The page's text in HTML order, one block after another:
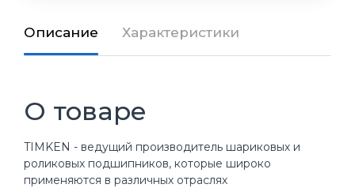
Описание Характеристики
О товаре
TIMKEN - ведущий производитель шариковых и
роликовых подшипников, которые широко
применяются в различных отраслях